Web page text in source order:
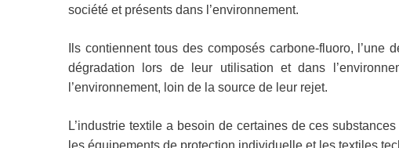
société et présents dans l’environnement.
Ils contiennent tous des composés carbone-fluoro,
dégradation lors de leur utilisation et dans
l’environnement, loin de la source de leur rejet.
L’industrie textile a besoin de certaines de ces
les équipements de protection individuelle et les textiles